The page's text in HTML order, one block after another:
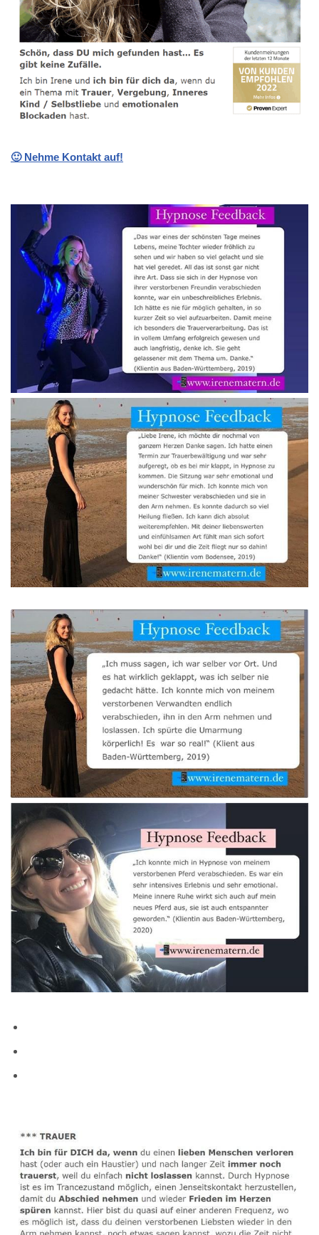
🙂 Nehme Kontakt auf!